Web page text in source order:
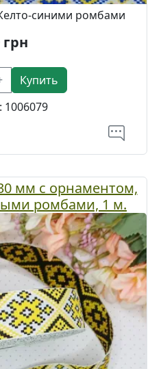
синими ромбами
грн
Купить
1006079
мм с орнаментом,
ромбами, 1 м.